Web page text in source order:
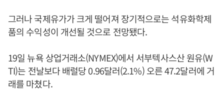
그러나 국제유가가 크게 떨어져 장기적으로는 석유화학제
품의 수익성이 개선될 것으로 전망됐다.
19일 뉴욕 상업거래소(NYMEX)에서 서부텍사스산 원유(W
TI)는 전날보다 배럴당 0.96달러(2.1%) 오른 47.2달러에 거
래를 마쳤다.